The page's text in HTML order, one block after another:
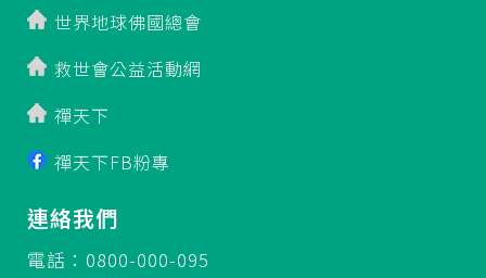
世界地球佛國總會
救世會公益活動網
禪天下
禪天下FB粉專
連絡我們
電話：0800-000-095